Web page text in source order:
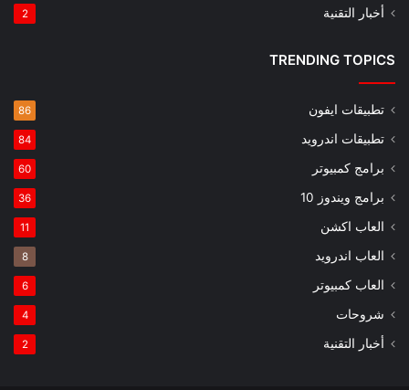
أخبار التقنية 2
TRENDING TOPICS
تطبيقات ايفون 86
تطبيقات اندرويد 84
برامج كمبيوتر 60
برامج ويندوز 10 36
العاب اكشن 11
العاب اندرويد 8
العاب كمبيوتر 6
شروحات 4
أخبار التقنية 2